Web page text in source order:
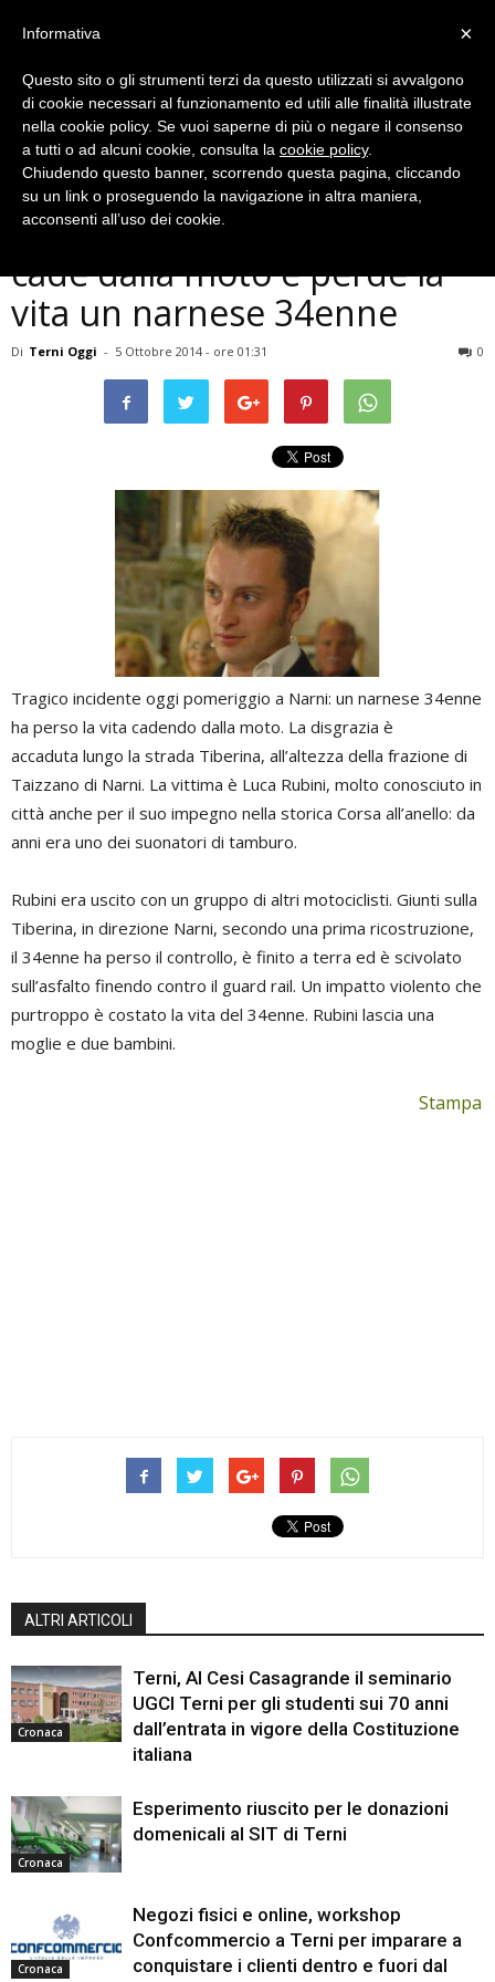
Cronaca
Narni, incidente mortale:
cade dalla moto e perde la
vita un narnese 34enne
Di Terni Oggi - 5 Ottobre 2014 - ore 01:31 0
Tragico incidente oggi pomeriggio a Narni: un narnese 34enne
ha perso la vita cadendo dalla moto. La disgrazia è
accaduta lungo la strada Tiberina, all’altezza della frazione di
Taizzano di Narni. La vittima è Luca Rubini, molto conosciuto in
città anche per il suo impegno nella storica Corsa all’anello: da
anni era uno dei suonatori di tamburo.
Rubini era uscito con un gruppo di altri motociclisti. Giunti sulla
Tiberina, in direzione Narni, secondo una prima ricostruzione,
il 34enne ha perso il controllo, è finito a terra ed è scivolato
sull’asfalto finendo contro il guard rail. Un impatto violento che
purtroppo è costato la vita del 34enne. Rubini lascia una
moglie e due bambini.
Stampa
ALTRI ARTICOLI
Cronaca
Terni, Al Cesi Casagrande il seminario
UGCI Terni per gli studenti sui 70 anni
dall’entrata in vigore della Costituzione
italiana
Cronaca
Esperimento riuscito per le donazioni
domenicali al SIT di Terni
Cronaca
Negozi fisici e online, workshop
Confcommercio a Terni per imparare a
conquistare i clienti dentro e fuori dal
×
Informativa
Questo sito o gli strumenti terzi da questo utilizzati si avvalgono
di cookie necessari al funzionamento ed utili alle finalità illustrate
nella cookie policy. Se vuoi saperne di più o negare il consenso
a tutti o ad alcuni cookie, consulta la cookie policy.
Chiudendo questo banner, scorrendo questa pagina, cliccando
su un link o proseguendo la navigazione in altra maniera,
acconsenti all’uso dei cookie.